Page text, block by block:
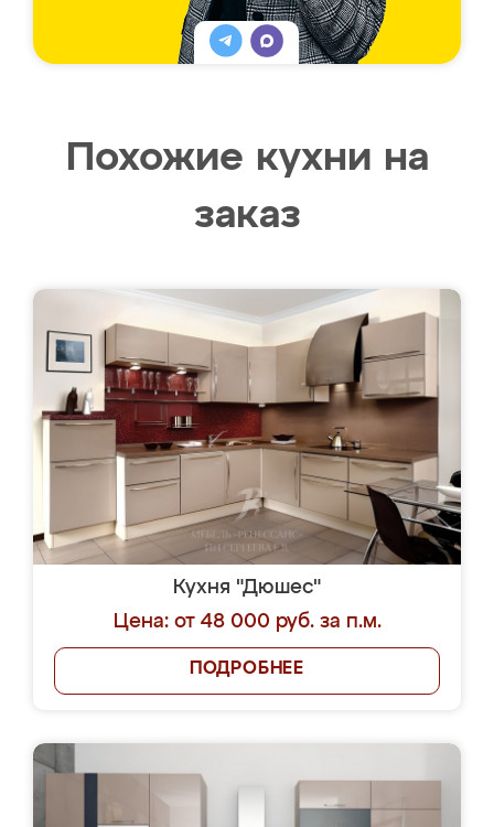
Похожие кухни на
заказ
Кухня "Дюшес"
Цена: от 48 000 руб. за п.м.
ПОДРОБНЕЕ